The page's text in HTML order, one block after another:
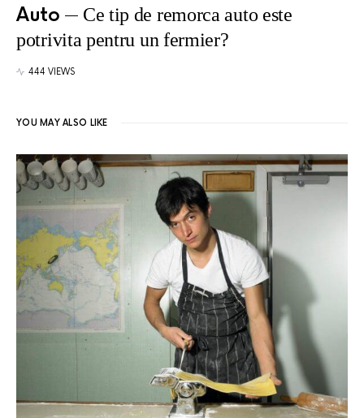
Auto
Ce tip de remorca auto este
potrivita pentru un fermier?
444 VIEWS
YOU MAY ALSO LIKE